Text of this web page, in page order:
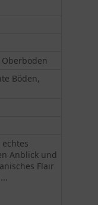
Böden,
echtes
Anblick und
Flair